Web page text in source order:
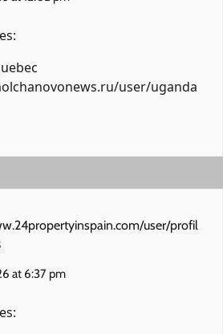
user/uganda
user/profil
at 6:37 pm